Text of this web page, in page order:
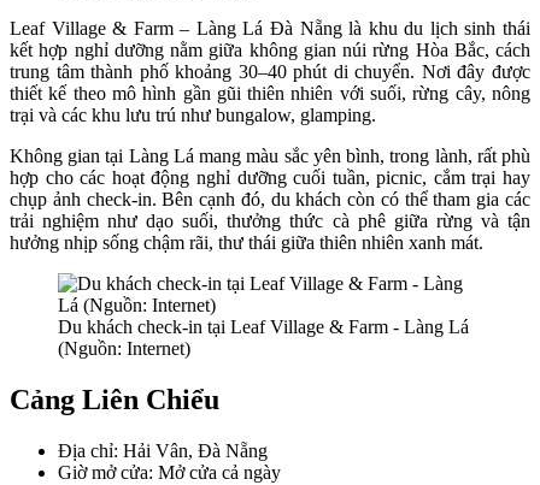
Leaf Village & Farm – Làng Lá Đà Nẵng là khu du lịch sinh thái
kết hợp nghỉ dưỡng nằm giữa không gian núi rừng Hòa Bắc, cách
trung tâm thành phố khoảng 30–40 phút di chuyển. Nơi đây được
thiết kế theo mô hình gần gũi thiên nhiên với suối, rừng cây, nông
trại và các khu lưu trú như bungalow, glamping.
Không gian tại Làng Lá mang màu sắc yên bình, trong lành, rất phù
hợp cho các hoạt động nghỉ dưỡng cuối tuần, picnic, cắm trại hay
chụp ảnh check-in. Bên cạnh đó, du khách còn có thể tham gia các
trải nghiệm như dạo suối, thưởng thức cà phê giữa rừng và tận
hưởng nhịp sống chậm rãi, thư thái giữa thiên nhiên xanh mát.
Du khách check-in tại Leaf Village & Farm - Làng Lá
(Nguồn: Internet)
Cảng Liên Chiểu
Địa chỉ: Hải Vân, Đà Nẵng
Giờ mở cửa: Mở cửa cả ngày